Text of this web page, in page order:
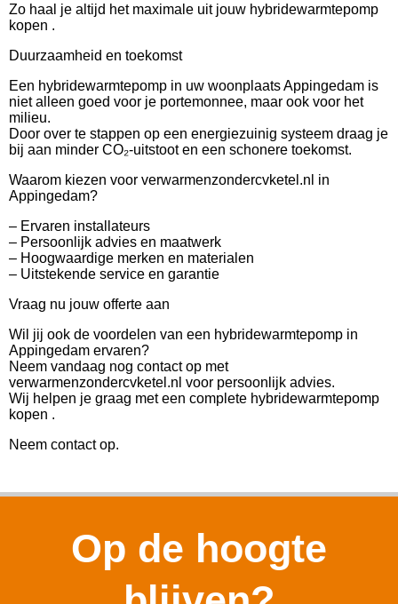
Zo haal je altijd het maximale uit jouw hybridewarmtepomp
kopen .
Duurzaamheid en toekomst
Een hybridewarmtepomp in uw woonplaats Appingedam is
niet alleen goed voor je portemonnee, maar ook voor het
milieu.
Door over te stappen op een energiezuinig systeem draag je
bij aan minder CO₂-uitstoot en een schonere toekomst.
Waarom kiezen voor verwarmenzondercvketel.nl in
Appingedam?
– Ervaren installateurs
– Persoonlijk advies en maatwerk
– Hoogwaardige merken en materialen
– Uitstekende service en garantie
Vraag nu jouw offerte aan
Wil jij ook de voordelen van een hybridewarmtepomp in
Appingedam ervaren?
Neem vandaag nog contact op met
verwarmenzondercvketel.nl voor persoonlijk advies.
Wij helpen je graag met een complete hybridewarmtepomp
kopen .
Neem contact op.
Op de hoogte